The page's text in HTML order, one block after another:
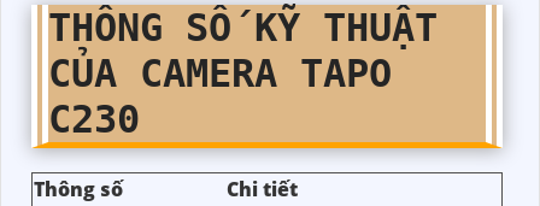
THÔNG SỐ KỸ THUẬT
CỦA CAMERA TAPO
C230
Thông số Chi tiết